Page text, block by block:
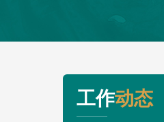
工作动态